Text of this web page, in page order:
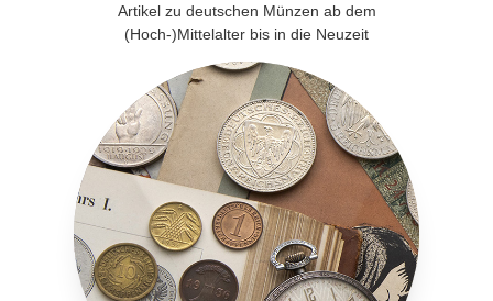
Artikel zu deutschen Münzen ab dem
(Hoch-)Mittelalter bis in die Neuzeit